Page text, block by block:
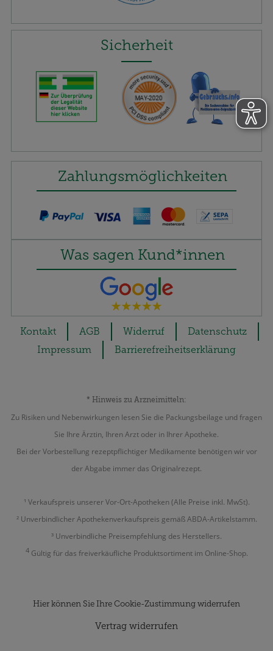
Sicherheit
Zahlungsmöglichkeiten
Was sagen Kund*innen
Kontakt AGB Widerruf
Datenschutz
Impressum
Barrierefreiheitserklärung
* Hinweis zu Arzneimitteln:
Zu Risiken und Nebenwirkungen lesen Sie die Packungsbeilage und fragen
Sie Ihre Ärztin, Ihren Arzt oder in Ihrer Apotheke.
Bei der Vorbestellung rezeptpflichtiger Medikamente benötigen wir vor
der Abgabe immer das Originalrezept.
¹ Verkaufspreis unserer Vor-Ort-Apotheken (Alle Preise inkl. MwSt).
² Unverbindlicher Apothekenverkaufspreis gemäß ABDA-Artikelstamm.
³ Unverbindliche Preisempfehlung des Herstellers.
4 Gültig für das freiverkäufliche Produktsortiment im Online-Shop.
Hier können Sie Ihre Cookie-Zustimmung widerrufen
Vertrag widerrufen